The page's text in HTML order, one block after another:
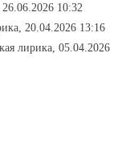
10:32
20.04.2026 13:16
лирика, 05.04.2026